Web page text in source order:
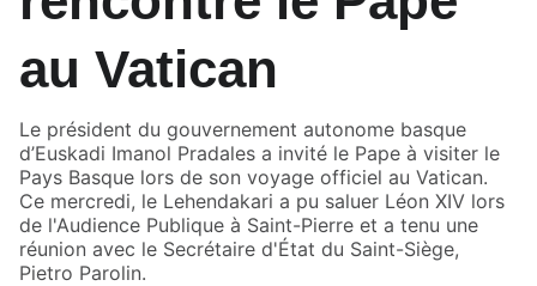
au Vatican
Le président du gouvernement autonome basque
d’Euskadi Imanol Pradales a invité le Pape à visiter le
Pays Basque lors de son voyage officiel au Vatican.
Ce mercredi, le Lehendakari a pu saluer Léon XIV lors
de l'Audience Publique à Saint-Pierre et a tenu une
réunion avec le Secrétaire d'État du Saint-Siège,
Pietro Parolin.